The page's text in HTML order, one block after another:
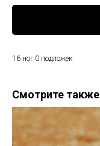
16 ног 0 подложек
Смотрите также